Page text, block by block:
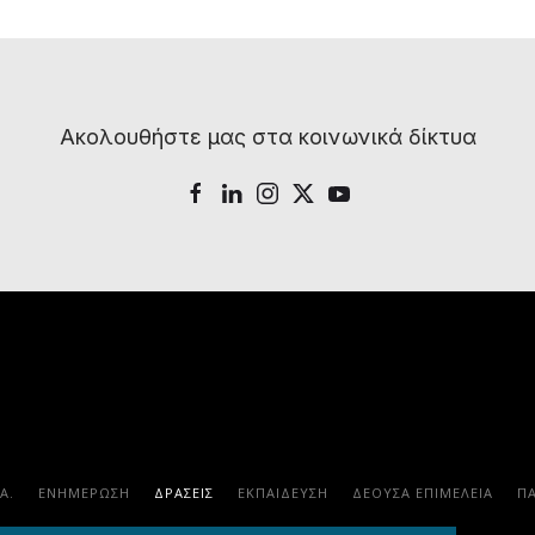
Ακολουθήστε μας στα κοινωνικά δίκτυα
ΕΝΗΜΕΡΩΣΗ ΔΡΑΣΕΙΣ ΕΚΠΑΊΔΕΥΣΗ ΔΕΟΥΣΑ ΕΠΙΜΕΛΕΙΑ